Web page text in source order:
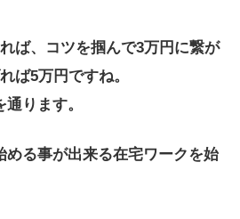
ば、コツを掴んで3万円に繋が
ば5万円ですね。
ります。
める事が出来る在宅ワークを始